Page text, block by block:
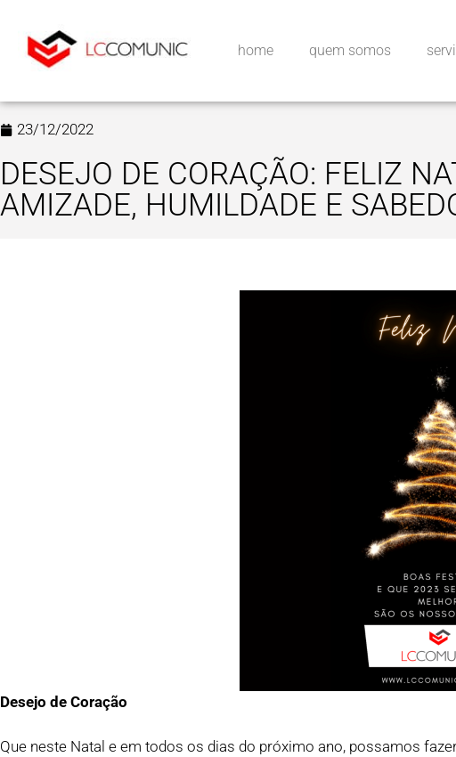
home quem somos
23/12/2022
DESEJO DE CORAÇÃO: FELIZ
AMIZADE, HUMILDADE E
Desejo de Coração
Que neste Natal e em todos os dias do próximo ano, possamos